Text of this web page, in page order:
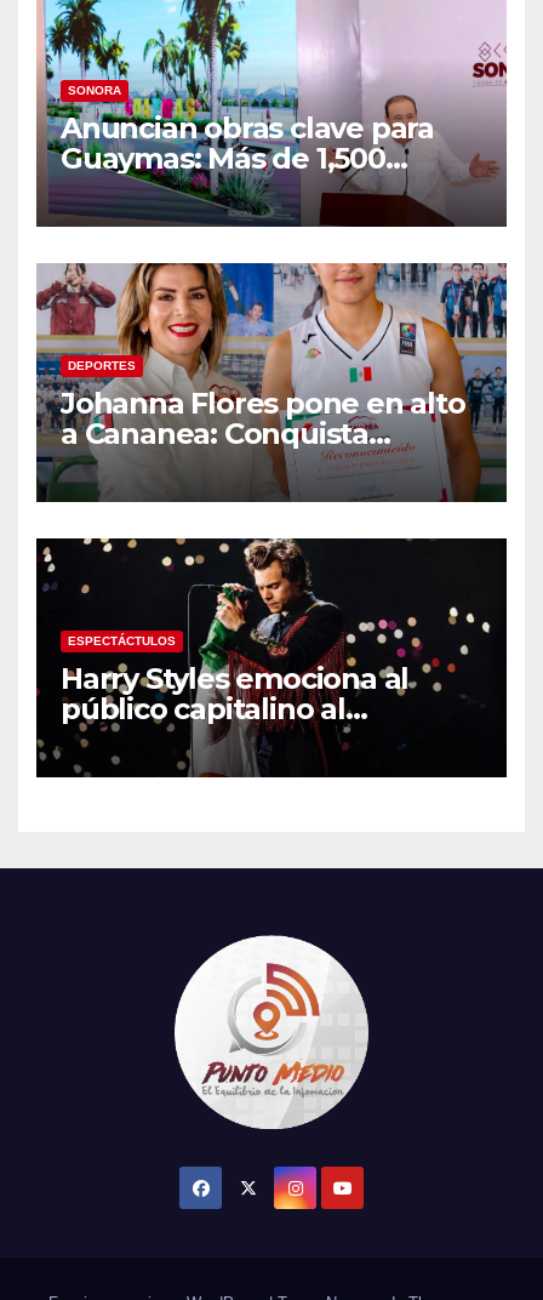
SONORA
Anuncian obras clave para
Guaymas: Más de 1,500
viviendas, modernización del
malecón y nuevo hospital del
DEPORTES
Johanna Flores pone en alto
a Cananea: Conquista
medalla de plata con la
Selección Mexicana Sub-20
Centroamericanos
ESPECTÁCTULOS
Harry Styles emociona al
público capitalino al
interpretar “Cielito Lindo” en
su tercer concierto en la